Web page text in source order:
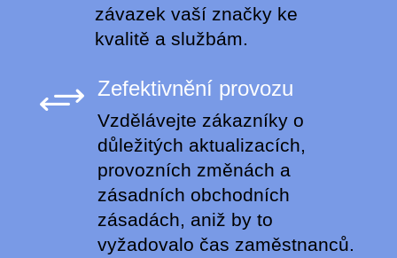
závazek vaší značky ke
kvalitě a službám.
+ Zefektivnění provozu
Vzdělávejte zákazníky o
důležitých aktualizacích,
provozních změnách a
zásadních obchodních
zásadách, aniž by to
vyžadovalo čas zaměstnanců.